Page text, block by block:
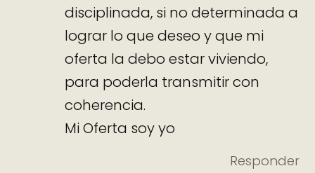
disciplinada, si no determinada a
lograr lo que deseo y que mi
oferta la debo estar viviendo,
para poderla transmitir con
coherencia.
Mi Oferta soy yo
Responder